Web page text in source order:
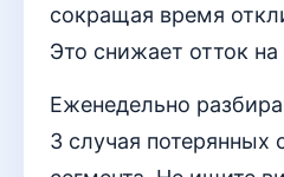
сокращая время
Это снижает отток на
Еженедельно
3 случая потерянных